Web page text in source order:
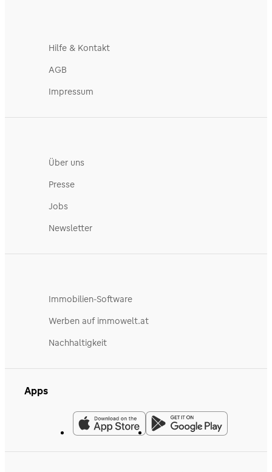
Hilfe & Kontakt
AGB
Impressum
Über uns
Presse
Jobs
Newsletter
Immobilien-Software
Werben auf immowelt.at
Nachhaltigkeit
Apps